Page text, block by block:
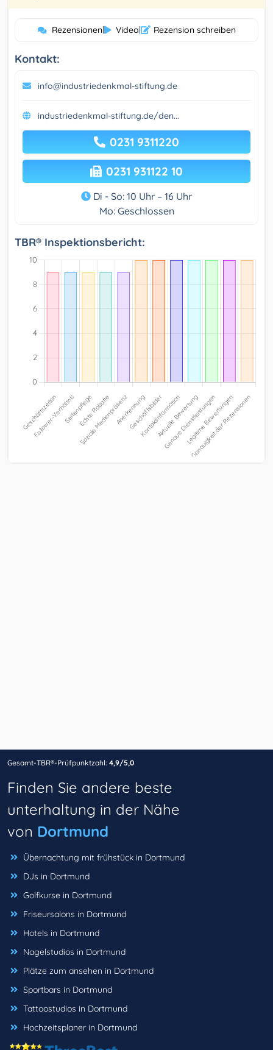
Rezensionen| Video| Rezension schreiben
Kontakt:
info@industriedenkmal-stiftung.de
industriedenkmal-stiftung.de/den...
0231 9311220
0231 931122 10
Di - So: 10 Uhr – 16 Uhr
Mo: Geschlossen
TBR® Inspektionsbericht:
Gesamt-TBR®-Prüfpunktzahl: 4,9/5,0
Finden Sie andere beste
unterhaltung in der Nähe
von Dortmund
Übernachtung mit frühstück in Dortmund
DJs in Dortmund
Golfkurse in Dortmund
Friseursalons in Dortmund
Hotels in Dortmund
Nagelstudios in Dortmund
Plätze zum ansehen in Dortmund
Sportbars in Dortmund
Tattoostudios in Dortmund
Hochzeitsplaner in Dortmund